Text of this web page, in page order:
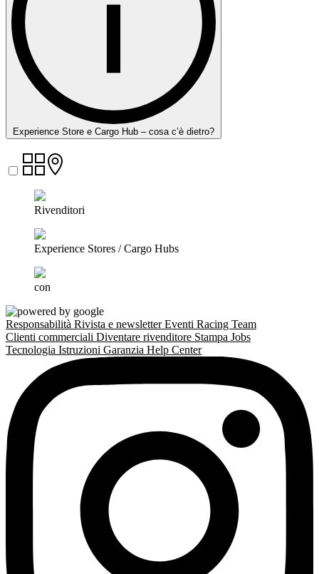
Experience Store e Cargo Hub – cosa c’è dietro?
Rivenditori
Experience Stores / Cargo Hubs
con
Responsabilità Rivista e newsletterEventi Racing Team
Clienti commerciali Diventare rivenditore Stampa Jobs
Tecnologia Istruzioni Garanzia Help Center